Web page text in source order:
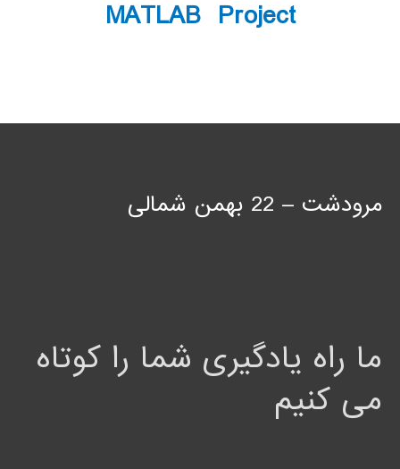
MATLAB Project
مرودشت – 22 بهمن شمالی
ما راه یادگیری شما را کوتاه
می کنیم